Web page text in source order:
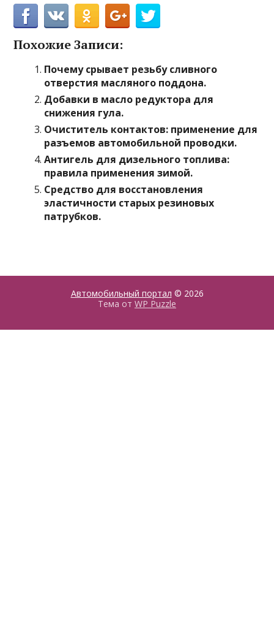
Похожие Записи:
Почему срывает резьбу сливного
отверстия масляного поддона.
Добавки в масло редуктора для
снижения гула.
Очиститель контактов: применение для
разъемов автомобильной проводки.
Антигель для дизельного топлива:
правила применения зимой.
Средство для восстановления
эластичности старых резиновых
патрубков.
Автомобильный портал © 2026
Тема от WP Puzzle